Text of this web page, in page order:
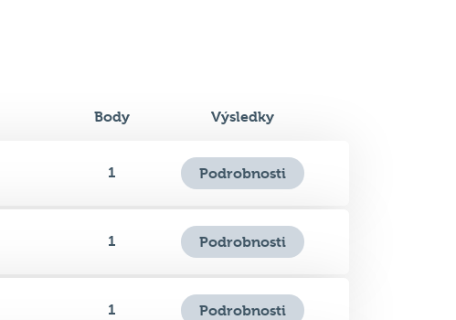
Body Výsledky
1 Podrobnosti
1 Podrobnosti
1 Podrobnosti